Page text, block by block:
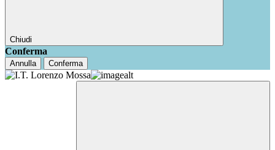
Chiudi
Conferma
Annulla Conferma